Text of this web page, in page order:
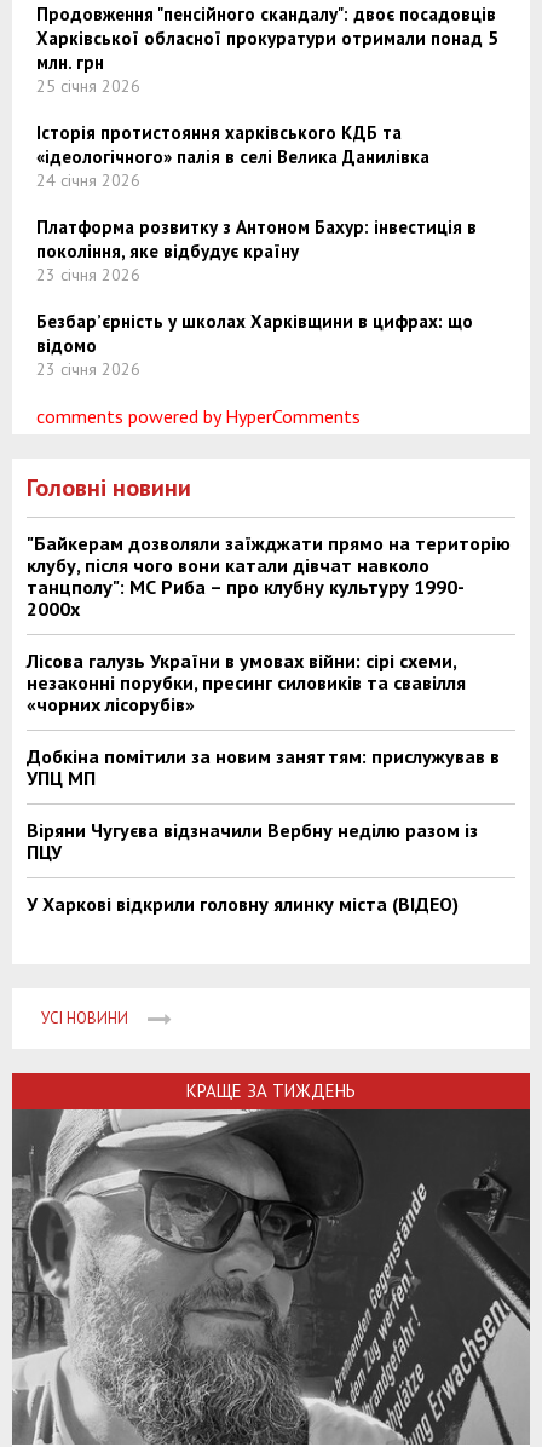
Продовження "пенсійного скандалу": двоє посадовців
Харківської обласної прокуратури отримали понад 5
млн. грн
25 січня 2026
Історія протистояння харківського КДБ та
«ідеологічного» палія в селі Велика Данилівка
24 січня 2026
Платформа розвитку з Антоном Бахур: інвестиція в
покоління, яке відбудує країну
23 січня 2026
Безбар’єрність у школах Харківщини в цифрах: що
відомо
23 січня 2026
comments powered by HyperComments
Головні новини
"Байкерам дозволяли заїжджати прямо на територію
клубу, після чого вони катали дівчат навколо
танцполу": МС Риба – про клубну культуру 1990-
2000х
Лісова галузь України в умовах війни: сірі схеми,
незаконні порубки, пресинг силовиків та свавілля
«чорних лісорубів»
Добкіна помітили за новим заняттям: прислужував в
УПЦ МП
Віряни Чугуєва відзначили Вербну неділю разом із
ПЦУ
У Харкові відкрили головну ялинку міста (ВІДЕО)
УСІ НОВИНИ
КРАЩЕ ЗА ТИЖДЕНЬ